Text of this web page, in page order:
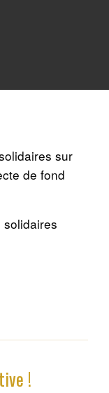
sur
de fond
!